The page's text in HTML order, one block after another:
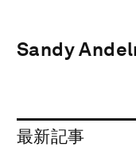
Sandy
最新記事